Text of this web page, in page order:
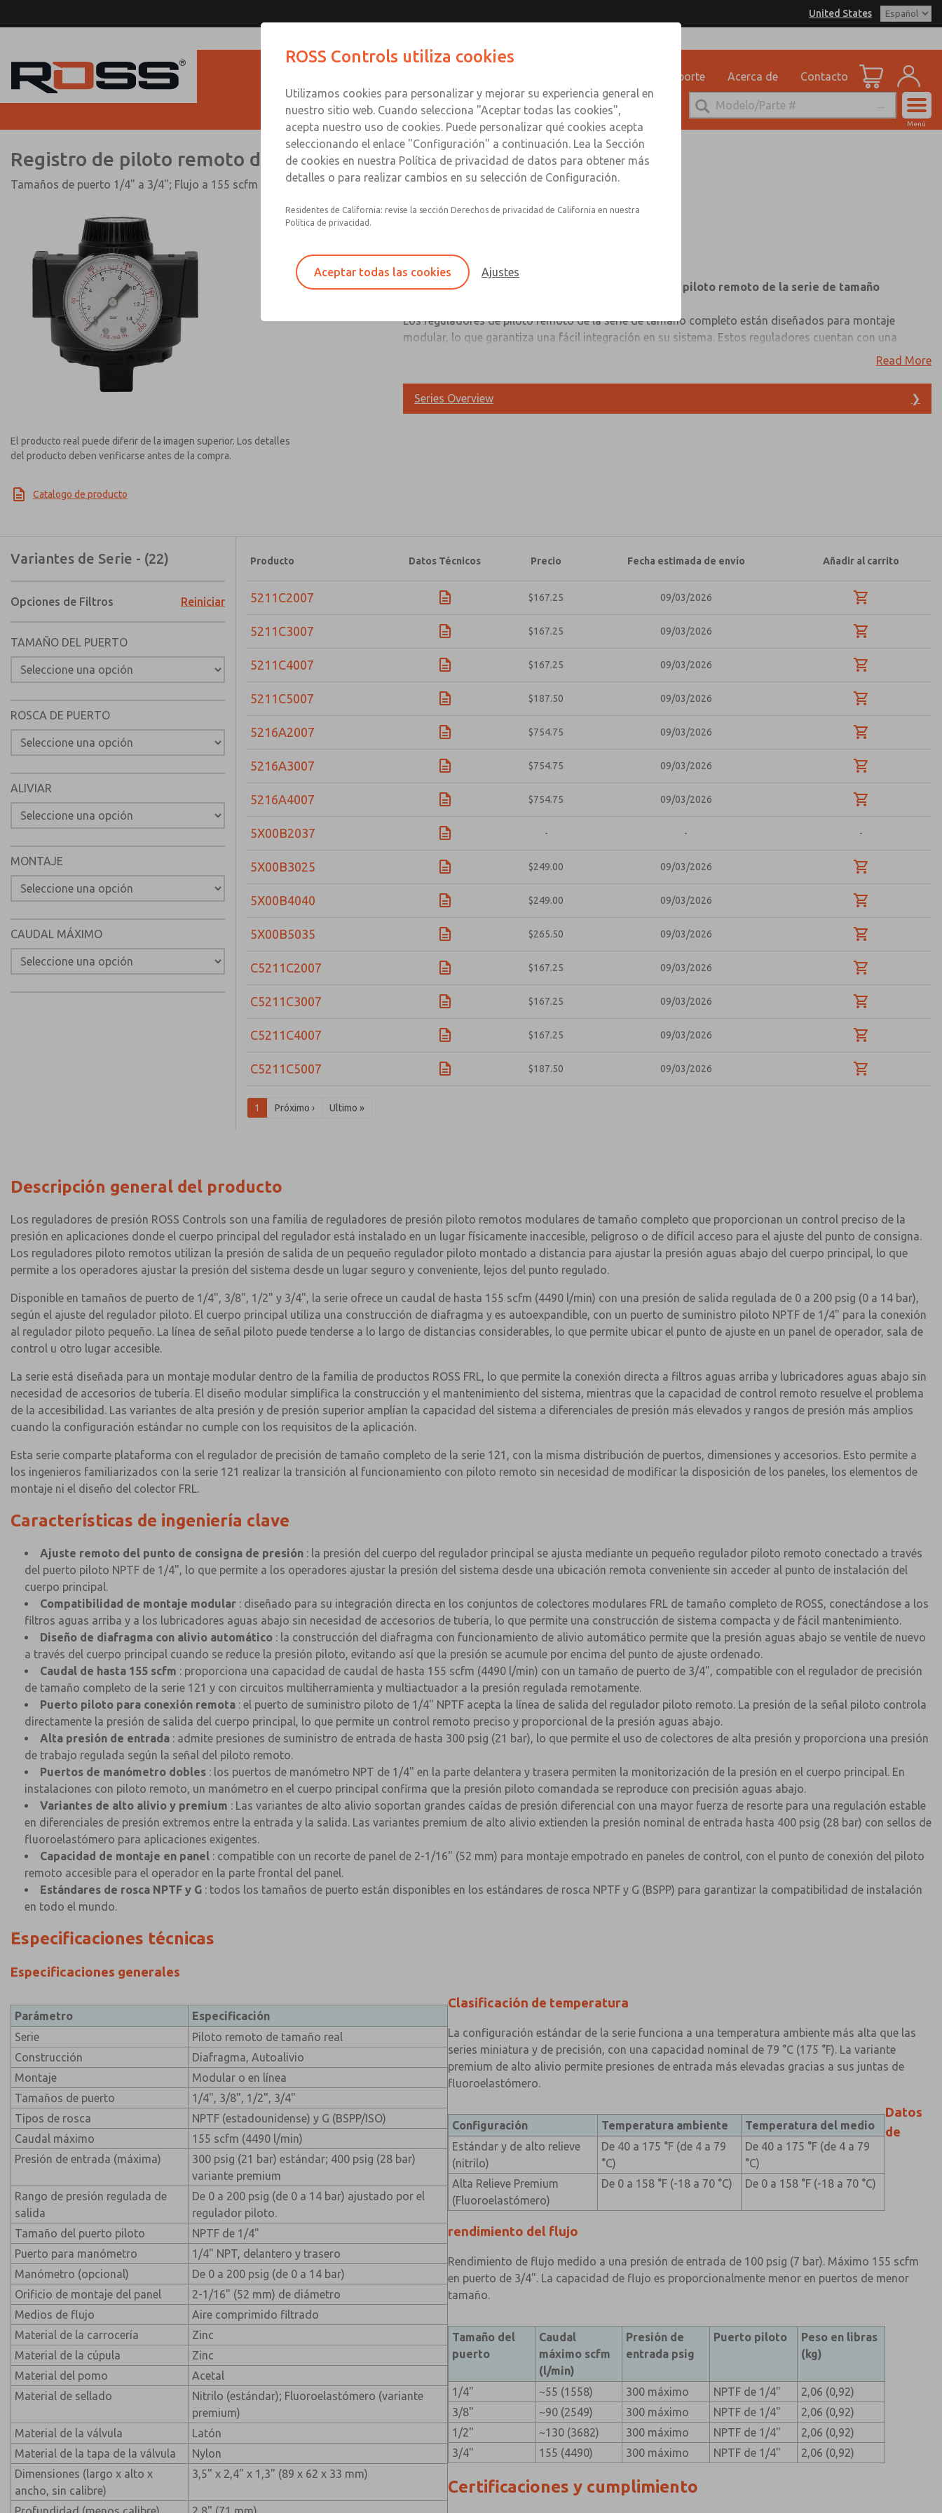
United States
Soporte Acerca de Contacto
Cuenta
Menú
Registro de piloto remoto de serie de tamaño completo
Tamaños de puerto 1/4" a 3/4"; Flujo a 155 scfm (4490 l/min)
El producto real puede diferir de la imagen superior. Los detalles
del producto deben verificarse antes de la compra.
Catalogo de producto
Montaje modular
Autoalivio
Descripción general del producto del regulador de piloto remoto de la serie de tamaño
Los reguladores de piloto remoto de la serie de tamaño completo están diseñados para montaje
modular, lo que garantiza una fácil integración en su sistema. Estos reguladores cuentan con una
construcción de diafragma que proporciona un control preciso de la presión del aire. También tienen
Consulte el lateral y la parte inferior para ver los catálogos de control remoto de la serie de tamaño
completo y las instrucciones de instalación. y datos técnicos. Además, tiene la opción de filtrar todas
Read More
Series Overview ❯
Variantes de Serie - (22)
Opciones de Filtros Reiniciar
TAMAÑO DEL PUERTO
ROSCA DE PUERTO
ALIVIAR
MONTAJE
CAUDAL MÁXIMO
Producto Datos Técnicos Precio Fecha estimada de envío Añadir al carrito
5211C2007 $167.25 09/03/2026
5211C3007 $167.25 09/03/2026
5211C4007 $167.25 09/03/2026
5211C5007 $187.50 09/03/2026
5216A2007 $754.75 09/03/2026
5216A3007 $754.75 09/03/2026
5216A4007 $754.75 09/03/2026
5X00B2037 - - -
5X00B3025 $249.00 09/03/2026
5X00B4040 $249.00 09/03/2026
5X00B5035 $265.50 09/03/2026
C5211C2007 $167.25 09/03/2026
C5211C3007 $167.25 09/03/2026
C5211C4007 $167.25 09/03/2026
C5211C5007 $187.50 09/03/2026
1 Próximo › Ultimo »
Descripción general del producto
Los reguladores de presión ROSS Controls son una familia de reguladores de presión piloto remotos modulares de tamaño completo que proporcionan un control preciso de la
presión en aplicaciones donde el cuerpo principal del regulador está instalado en un lugar físicamente inaccesible, peligroso o de difícil acceso para el ajuste del punto de consigna.
Los reguladores piloto remotos utilizan la presión de salida de un pequeño regulador piloto montado a distancia para ajustar la presión aguas abajo del cuerpo principal, lo que
permite a los operadores ajustar la presión del sistema desde un lugar seguro y conveniente, lejos del punto regulado.
Disponible en tamaños de puerto de 1/4", 3/8", 1/2" y 3/4", la serie ofrece un caudal de hasta 155 scfm (4490 l/min) con una presión de salida regulada de 0 a 200 psig (0 a 14 bar),
según el ajuste del regulador piloto. El cuerpo principal utiliza una construcción de diafragma y es autoexpandible, con un puerto de suministro piloto NPTF de 1/4" para la conexión
al regulador piloto pequeño. La línea de señal piloto puede tenderse a lo largo de distancias considerables, lo que permite ubicar el punto de ajuste en un panel de operador, sala de
control u otro lugar accesible.
La serie está diseñada para un montaje modular dentro de la familia de productos ROSS FRL, lo que permite la conexión directa a filtros aguas arriba y lubricadores aguas abajo sin
necesidad de accesorios de tubería. El diseño modular simplifica la construcción y el mantenimiento del sistema, mientras que la capacidad de control remoto resuelve el problema
de la accesibilidad. Las variantes de alta presión y de presión superior amplían la capacidad del sistema a diferenciales de presión más elevados y rangos de presión más amplios
cuando la configuración estándar no cumple con los requisitos de la aplicación.
Esta serie comparte plataforma con el regulador de precisión de tamaño completo de la serie 121, con la misma distribución de puertos, dimensiones y accesorios. Esto permite a
los ingenieros familiarizados con la serie 121 realizar la transición al funcionamiento con piloto remoto sin necesidad de modificar la disposición de los paneles, los elementos de
montaje ni el diseño del colector FRL.
Características de ingeniería clave
Ajuste remoto del punto de consigna de presión : la presión del cuerpo del regulador principal se ajusta mediante un pequeño regulador piloto remoto conectado a través
del puerto piloto NPTF de 1/4", lo que permite a los operadores ajustar la presión del sistema desde una ubicación remota conveniente sin acceder al punto de instalación del
cuerpo principal.
Compatibilidad de montaje modular : diseñado para su integración directa en los conjuntos de colectores modulares FRL de tamaño completo de ROSS, conectándose a los
filtros aguas arriba y a los lubricadores aguas abajo sin necesidad de accesorios de tubería, lo que permite una construcción de sistema compacta y de fácil mantenimiento.
Diseño de diafragma con alivio automático : la construcción del diafragma con funcionamiento de alivio automático permite que la presión aguas abajo se ventile de nuevo
a través del cuerpo principal cuando se reduce la presión piloto, evitando así que la presión se acumule por encima del punto de ajuste ordenado.
Caudal de hasta 155 scfm : proporciona una capacidad de caudal de hasta 155 scfm (4490 l/min) con un tamaño de puerto de 3/4", compatible con el regulador de precisión
de tamaño completo de la serie 121 y con circuitos multiherramienta y multiactuador a la presión regulada remotamente.
Puerto piloto para conexión remota : el puerto de suministro piloto de 1/4" NPTF acepta la línea de salida del regulador piloto remoto. La presión de la señal piloto controla
directamente la presión de salida del cuerpo principal, lo que permite un control remoto preciso y proporcional de la presión aguas abajo.
Alta presión de entrada : admite presiones de suministro de entrada de hasta 300 psig (21 bar), lo que permite el uso de colectores de alta presión y proporciona una presión
de trabajo regulada según la señal del piloto remoto.
Puertos de manómetro dobles : los puertos de manómetro NPT de 1/4" en la parte delantera y trasera permiten la monitorización de la presión en el cuerpo principal. En
instalaciones con piloto remoto, un manómetro en el cuerpo principal confirma que la presión piloto comandada se reproduce con precisión aguas abajo.
Variantes de alto alivio y premium : Las variantes de alto alivio soportan grandes caídas de presión diferencial con una mayor fuerza de resorte para una regulación estable
en diferenciales de presión extremos entre la entrada y la salida. Las variantes premium de alto alivio extienden la presión nominal de entrada hasta 400 psig (28 bar) con sellos de
fluoroelastómero para aplicaciones exigentes.
Capacidad de montaje en panel : compatible con un recorte de panel de 2-1/16" (52 mm) para montaje empotrado en paneles de control, con el punto de conexión del piloto
remoto accesible para el operador en la parte frontal del panel.
Estándares de rosca NPTF y G : todos los tamaños de puerto están disponibles en los estándares de rosca NPTF y G (BSPP) para garantizar la compatibilidad de instalación
en todo el mundo.
Especificaciones técnicas
Especificaciones generales
Parámetro
Especificación
Serie
Piloto remoto de tamaño real
Construcción
Diafragma, Autoalivio
Montaje
Modular o en línea
Tamaños de puerto
1/4", 3/8", 1/2", 3/4"
Tipos de rosca
NPTF (estadounidense) y G (BSPP/ISO)
Caudal máximo
155 scfm (4490 l/min)
Presión de entrada (máxima)
300 psig (21 bar) estándar; 400 psig (28 bar)
variante premium
Rango de presión regulada de
salida
De 0 a 200 psig (de 0 a 14 bar) ajustado por el
regulador piloto.
Tamaño del puerto piloto
NPTF de 1/4"
Puerto para manómetro
1/4" NPT, delantero y trasero
Manómetro (opcional)
De 0 a 200 psig (de 0 a 14 bar)
Orificio de montaje del panel
2-1/16" (52 mm) de diámetro
Medios de flujo
Aire comprimido filtrado
Material de la carrocería
Zinc
Material de la cúpula
Zinc
Material del pomo
Acetal
Material de sellado
Nitrilo (estándar); Fluoroelastómero (variante
premium)
Material de la válvula
Latón
Material de la tapa de la válvula
Nylon
Dimensiones (largo x alto x
ancho, sin calibre)
3,5" x 2,4" x 1,3" (89 x 62 x 33 mm)
Clasificación de temperatura
La configuración estándar de la serie funciona a una temperatura ambiente más alta que las
series miniatura y de precisión, con una capacidad nominal de 79 °C (175 °F). La variante
premium de alto alivio permite presiones de entrada más elevadas gracias a sus juntas de
fluoroelastómero.
Configuración Temperatura ambiente
Temperatura del medio
Estándar y de alto relieve
(nitrilo)
De 40 a 175 °F (de 4 a 79
°C)
De 40 a 175 °F (de 4 a 79
°C)
Alta Relieve Premium
(Fluoroelastómero)
De 0 a 158 °F (-18 a 70 °C) De 0 a 158 °F (-18 a 70 °C)
Datos
de
rendimiento del flujo
Rendimiento de flujo medido a una presión de entrada de 100 psig (7 bar). Máximo 155 scfm
en puerto de 3/4". La capacidad de flujo es proporcionalmente menor en puertos de menor
tamaño.
Tamaño del
puerto
Caudal
máximo scfm
(l/min)
Presión de
entrada psig
Puerto piloto
Peso en libras
(kg)
1/4" ~55 (1558) 300 máximo NPTF de 1/4"
2,06 (0,92)
3/8"
~90 (2549) 300 máximo NPTF de 1/4"
2,06 (0,92)
1/2"
~130 (3682) 300 máximo NPTF de 1/4"
2,06 (0,92)
3/4"
155 (4490) 300 máximo NPTF de 1/4" 2,06 (0,92)
Certificaciones y cumplimiento
tamaño completo
formulario de contacto, acepto el procesamiento.
ROSS Controls utiliza cookies
Utilizamos cookies para personalizar y mejorar su experiencia general en
nuestro sitio web. Cuando selecciona "Aceptar todas las cookies",
acepta nuestro uso de cookies. Puede personalizar qué cookies acepta
seleccionando el enlace "Configuración" a continuación. Lea la Sección
de cookies en nuestra Política de privacidad de datos para obtener más
detalles o para realizar cambios en su selección de Configuración.
Residentes de California: revise la sección Derechos de privacidad de California en nuestra
Política de privacidad.
Aceptar todas las cookies Ajustes